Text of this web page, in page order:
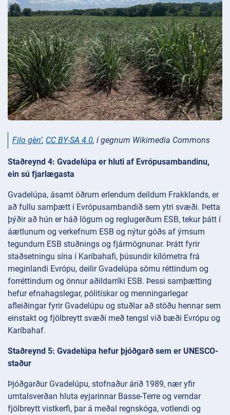
Filo gèn’, CC BY-SA 4.0, í gegnum Wikimedia Commons
Staðreynd 4: Gvadelúpa er hluti af Evrópusambandinu,
ein sú fjarlægasta
Gvadelúpa, ásamt öðrum erlendum deildum Frakklands, er
að fullu samþætt í Evrópusambandið sem ytri svæði. Þetta
þýðir að hún er háð lögum og reglugerðum ESB, tekur þátt í
áætlunum og verkefnum ESB og nýtur góðs af ýmsum
tegundum ESB stuðnings og fjármögnunar. Þrátt fyrir
staðsetningu sína í Karíbahafi, þúsundir kílómetra frá
meginlandi Evrópu, deilir Gvadelúpa sömu réttindum og
forréttindum og önnur aðildarríki ESB. Þessi samþætting
hefur efnahagslegar, pólitískar og menningarlegar
afleiðingar fyrir Gvadelúpu og stuðlar að stöðu hennar sem
einstakt og fjölbreytt svæði með tengsl við bæði Evrópu og
Karíbahaf.
Staðreynd 5: Gvadelúpa hefur þjóðgarð sem er UNESCO-
staður
Þjóðgarður Gvadelúpu, stofnaður árið 1989, nær yfir
umtalsverðan hluta eyjarinnar Basse-Terre og verndar
fjölbreytt vistkerfi, þar á meðal regnskóga, votlendi og